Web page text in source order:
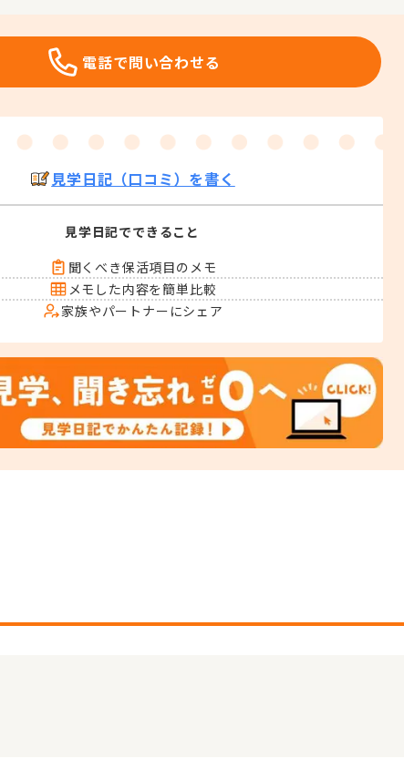
電話で問い合わせる
見学日記（口コミ）を書く
見学日記でできること
聞くべき保活項目のメモ
メモした内容を簡単比較
家族やパートナーにシェア